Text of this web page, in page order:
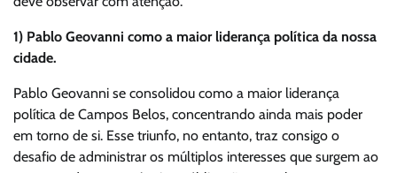
1) Pablo Geovanni como a maior liderança política da nossa
cidade.
Pablo Geovanni se consolidou como a maior liderança
política de Campos Belos, concentrando ainda mais poder
em torno de si. Esse triunfo, no entanto, traz consigo o
desafio de administrar os múltiplos interesses que surgem ao